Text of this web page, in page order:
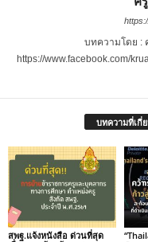
บทความโดย :
https://www.facebook.com/
บทความที่เกี่
สพฐ.แจ้งหนังสือ ด่วนที่สุด